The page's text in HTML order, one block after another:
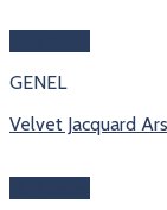
GENEL
Velvet Jacquard